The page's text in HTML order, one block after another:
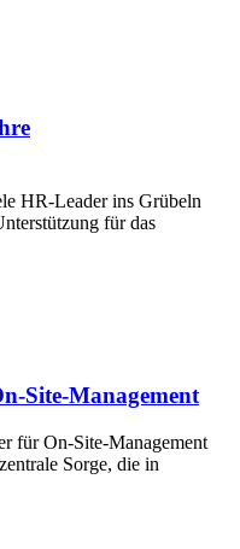
HR-Leader ins Grübeln
für das
Site-Management
für On-Site-Management
Sorge, die in